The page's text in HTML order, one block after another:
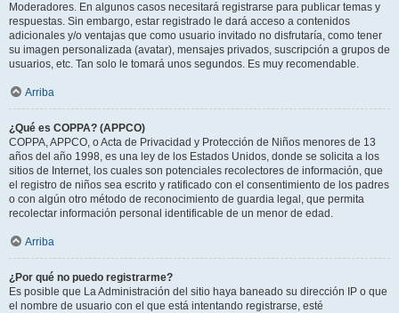
Moderadores. En algunos casos necesitará registrarse para publicar temas y
respuestas. Sin embargo, estar registrado le dará acceso a contenidos
adicionales y/o ventajas que como usuario invitado no disfrutaría, como tener
su imagen personalizada (avatar), mensajes privados, suscripción a grupos de
usuarios, etc. Tan solo le tomará unos segundos. Es muy recomendable.
Arriba
¿Qué es COPPA? (APPCO)
COPPA, APPCO, o Acta de Privacidad y Protección de Niños menores de 13
años del año 1998, es una ley de los Estados Unidos, donde se solicita a los
sitios de Internet, los cuales son potenciales recolectores de información, que
el registro de niños sea escrito y ratificado con el consentimiento de los padres
o con algún otro método de reconocimiento de guardia legal, que permita
recolectar información personal identificable de un menor de edad.
Arriba
¿Por qué no puedo registrarme?
Es posible que La Administración del sitio haya baneado su dirección IP o que
el nombre de usuario con el que está intentando registrarse, esté